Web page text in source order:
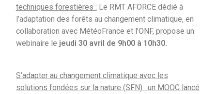
techniques forestières : Le RMT AFORCE dédié à
l’adaptation des forêts au changement climatique, en
collaboration avec MétéoFrance et l’ONF, propose un
webinaire le jeudi 30 avril de 9h00 à 10h30.
S’adapter au changement climatique avec les
solutions fondées sur la nature (SFN) : un MOOC lancé